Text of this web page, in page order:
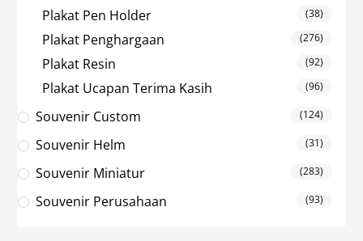
Plakat Pen Holder (38)
Plakat Penghargaan (276)
Plakat Resin (92)
Plakat Ucapan Terima Kasih (96)
Souvenir Custom (124)
Souvenir Helm (31)
Souvenir Miniatur (283)
Souvenir Perusahaan (93)